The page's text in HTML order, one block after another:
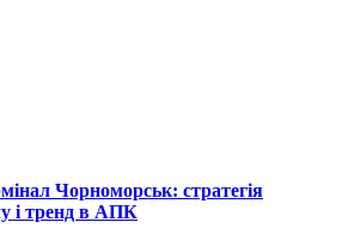
Чорноморськ: стратегія
і тренд в АПК